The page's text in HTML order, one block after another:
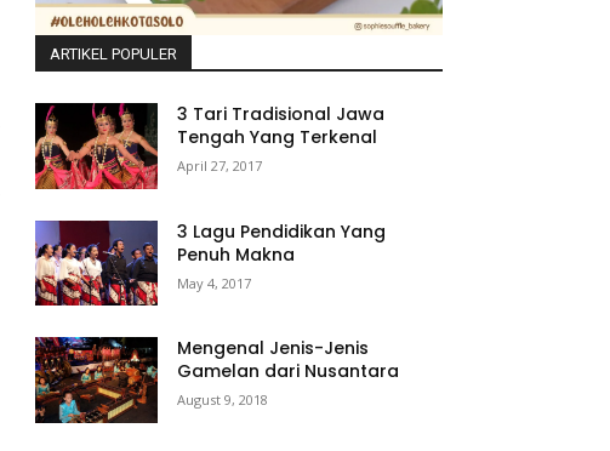
ARTIKEL POPULER
3 Tari Tradisional Jawa
Tengah Yang Terkenal
April 27, 2017
3 Lagu Pendidikan Yang
Penuh Makna
May 4, 2017
Mengenal Jenis-Jenis
Gamelan dari Nusantara
August 9, 2018